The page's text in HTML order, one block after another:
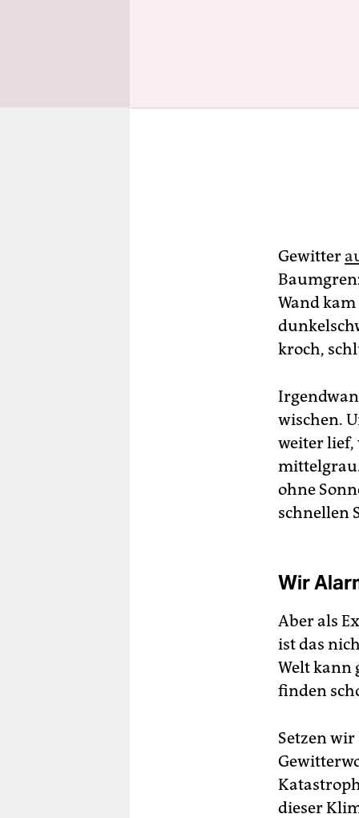
Gewitter
Wand
kroch,
wischen.
weiter lief,
mittelgrau.
ohne
schnellen
Wir
Aber als
ist das
Welt kann
finden
Setzen
dieser